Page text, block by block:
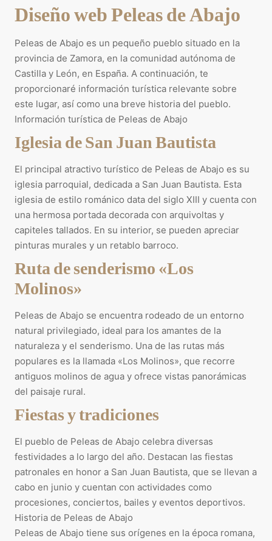
Diseño web Peleas de Abajo
Peleas de Abajo es un pequeño pueblo situado en la
provincia de Zamora, en la comunidad autónoma de
Castilla y León, en España. A continuación, te
proporcionaré información turística relevante sobre
este lugar, así como una breve historia del pueblo.
Información turística de Peleas de Abajo
Iglesia de San Juan Bautista
El principal atractivo turístico de Peleas de Abajo es su
iglesia parroquial, dedicada a San Juan Bautista. Esta
iglesia de estilo románico data del siglo XIII y cuenta con
una hermosa portada decorada con arquivoltas y
capiteles tallados. En su interior, se pueden apreciar
pinturas murales y un retablo barroco.
Ruta de senderismo «Los
Molinos»
Peleas de Abajo se encuentra rodeado de un entorno
natural privilegiado, ideal para los amantes de la
naturaleza y el senderismo. Una de las rutas más
populares es la llamada «Los Molinos», que recorre
antiguos molinos de agua y ofrece vistas panorámicas
del paisaje rural.
Fiestas y tradiciones
El pueblo de Peleas de Abajo celebra diversas
festividades a lo largo del año. Destacan las fiestas
patronales en honor a San Juan Bautista, que se llevan a
cabo en junio y cuentan con actividades como
procesiones, conciertos, bailes y eventos deportivos.
Historia de Peleas de Abajo
Peleas de Abajo tiene sus orígenes en la época romana,